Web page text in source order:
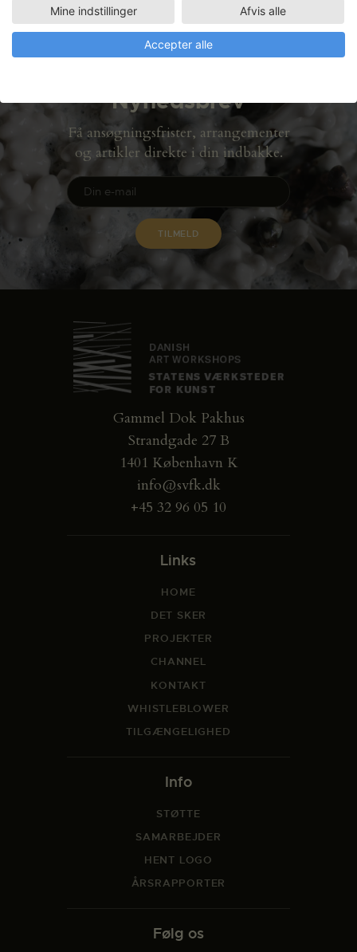
Nyhedsbrev
Få ansøgningsfrister, arrangementer
og artikler direkte i din indbakke.
Gammel Dok Pakhus
Strandgade 27 B
1401 København K
info@svfk.dk
+45 32 96 05 10
Links
HOME
DET SKER
PROJEKTER
CHANNEL
KONTAKT
WHISTLEBLOWER
TILGÆNGELIGHED
Info
STØTTE
SAMARBEJDER
HENT LOGO
ÅRSRAPPORTER
Følg os
Mine indstillinger Afvis alle
Accepter alle